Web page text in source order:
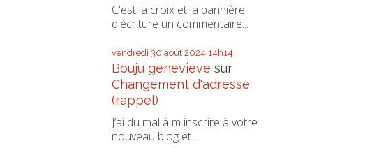
C'est la croix et la bannière
d'écriture un commentaire...
vendredi 30 août 2024 14h14
Bouju genevieve sur
Changement d'adresse
(rappel)
J’ai du mal à m inscrire à votre
nouveau blog et...